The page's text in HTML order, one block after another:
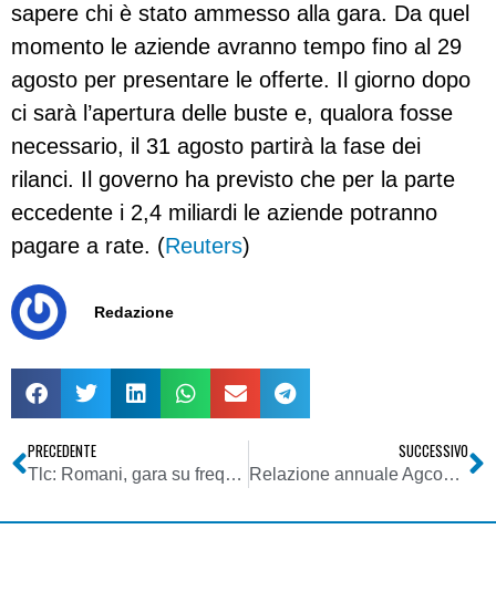
sapere chi è stato ammesso alla gara. Da quel
momento le aziende avranno tempo fino al 29
agosto per presentare le offerte. Il giorno dopo
ci sarà l’apertura delle buste e, qualora fosse
necessario, il 31 agosto partirà la fase dei
rilanci. Il governo ha previsto che per la parte
eccedente i 2,4 miliardi le aziende potranno
pagare a rate. (Reuters)
Redazione
PRECEDENTE
Tlc: Romani, gara su frequenze dividendo esterno (61/69) e’ pilastro agenda Governo
SUCCESSIVO
Relazione annuale Agcom: Confindustria esprime soddisfazione per i rilievi di Calabrò sul problema della pirateria digitale